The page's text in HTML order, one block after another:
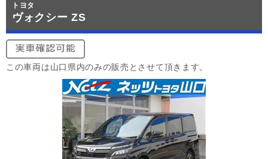
トヨタ
ヴォクシー ZS
この車両は山口県内のみの販売とさせて頂きます。